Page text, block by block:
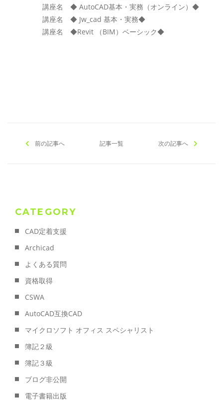
講座名 ◆ AutoCAD基本・実務（オンライン）◆
講座名 ◆ Jw_cad 基本・実務◆
講座名 ◆Revit （BIM）ベーシック◆
前の記事へ 記事一覧 次の記事へ
CATEGORY
CAD定着支援
Archicad
よくある質問
資格取得
CSWA
AutoCAD互換CAD
マイクロソフト オフィス スペシャリスト
簿記２級
簿記３級
ブログ非公開
電子書籍出版